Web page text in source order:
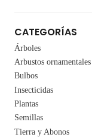
CATEGORÍAS
Árboles
Arbustos ornamentales
Bulbos
Insecticidas
Plantas
Semillas
Tierra y Abonos